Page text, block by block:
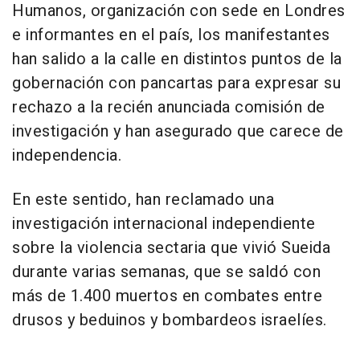
Humanos, organización con sede en Londres
e informantes en el país, los manifestantes
han salido a la calle en distintos puntos de la
gobernación con pancartas para expresar su
rechazo a la recién anunciada comisión de
investigación y han asegurado que carece de
independencia.
En este sentido, han reclamado una
investigación internacional independiente
sobre la violencia sectaria que vivió Sueida
durante varias semanas, que se saldó con
más de 1.400 muertos en combates entre
drusos y beduinos y bombardeos israelíes.